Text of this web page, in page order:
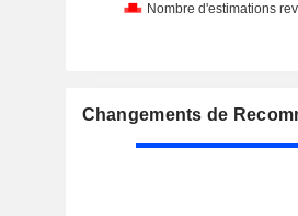
Changements de